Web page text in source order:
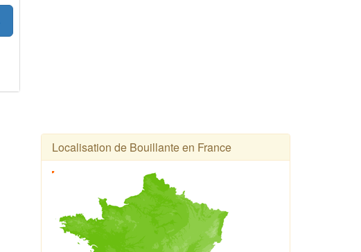
Localisation de Bouillante en France